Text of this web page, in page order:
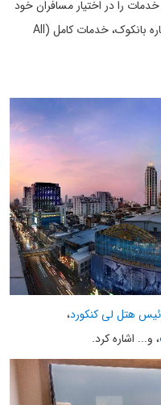
و خدمات را در اختیار مسافران خود
قرار می دهند. در بسیاری از هتل های 5 ستاره بانکوک، خدمات کامل (All
هتل لی کنکورد،
، و... اشاره کرد.